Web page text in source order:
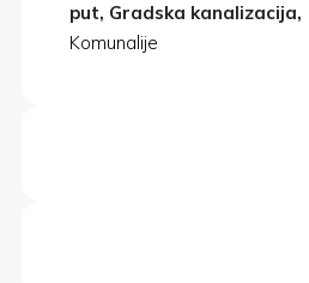
put, Gradska kanalizacija,
Komunalije